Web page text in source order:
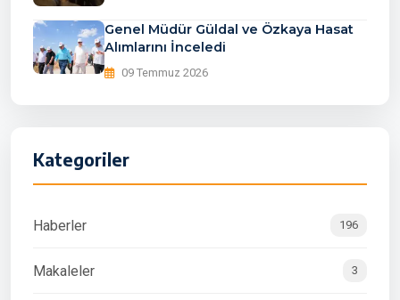
Genel Müdür Güldal ve Özkaya Hasat
Alımlarını İnceledi
09 Temmuz 2026
Kategoriler
Haberler 196
Makaleler 3